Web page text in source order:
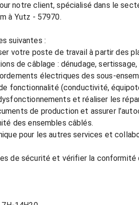
notre client, spécialisé dans le
à Yutz - 57970.
suivantes :
votre poste de travail à partir des
de câblage : dénudage,
électriques des sous-
fonctionnalité (conductivité,
et réaliser les
de production et assurer
des ensembles câblés.
pour les autres services et
de sécurité et vérifier la conformité